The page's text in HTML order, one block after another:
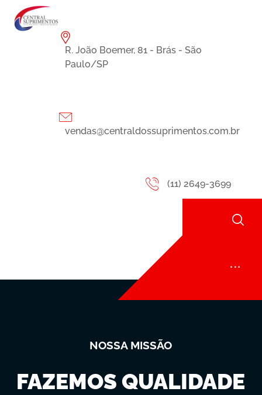
R. João Boemer, 81 - Brás - São
Paulo/SP
vendas@centraldossuprimentos.com.br
(11) 2649-3699
FAZEMOS QUALIDADE
NOSSA MISSÃO